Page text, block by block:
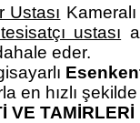
Ustası
ustası
eder.
en hızlı şekilde
VE TAMİRLERİ